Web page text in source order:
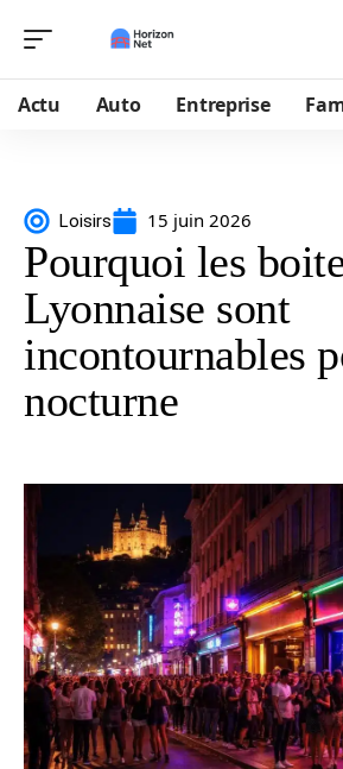
Actu Auto Entreprise
Loisirs 15 juin 2026
Pourquoi les
Lyonnaise sont
incontournables
nocturne